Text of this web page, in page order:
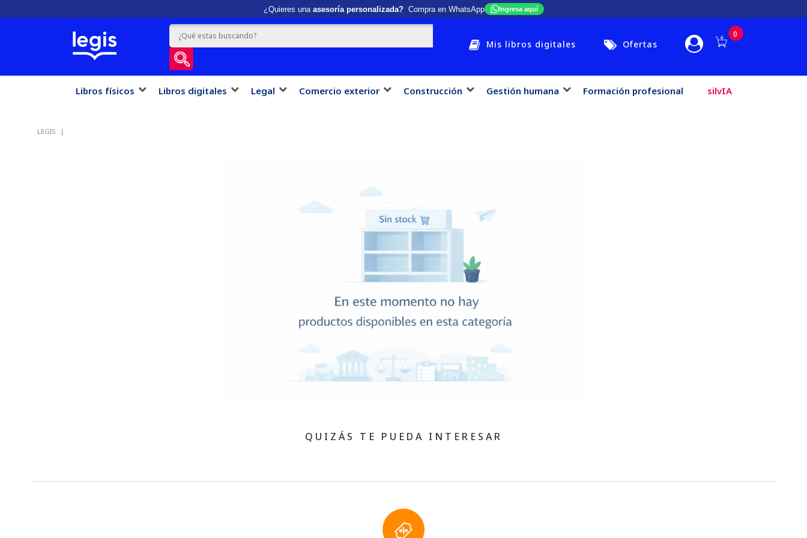
¿Quieres una asesoría personalizada?Compra en WhatsApp Ingresa aquí
Mis libros digitales Ofertas
0
Libros físicos Libros digitales Legal Comercio exterior Construcción Gestión humana Formación profesional silvIA
LEGIS
QUIZÁS TE PUEDA INTERESAR